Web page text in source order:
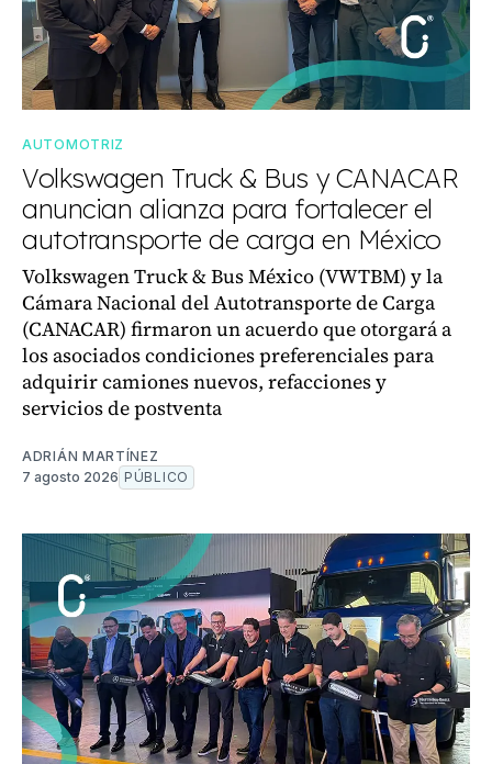
AUTOMOTRIZ
Volkswagen Truck & Bus y CANACAR
anuncian alianza para fortalecer el
autotransporte de carga en México
Volkswagen Truck & Bus México (VWTBM) y la
Cámara Nacional del Autotransporte de Carga
(CANACAR) firmaron un acuerdo que otorgará a
los asociados condiciones preferenciales para
adquirir camiones nuevos, refacciones y
servicios de postventa
ADRIÁN MARTÍNEZ
7 agosto 2026 PÚBLICO